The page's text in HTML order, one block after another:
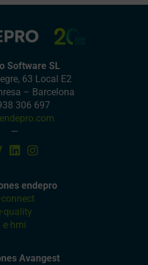
Software SL
63 Local E2
– Barcelona
306 697
—
endepro
e·hmi
Avangest